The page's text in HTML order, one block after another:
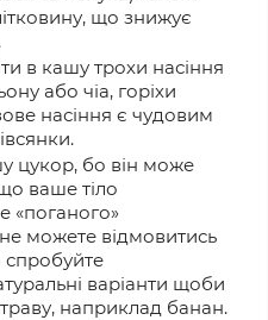
що знижує
в кашу трохи насіння
або чіа, горіхи
насіння є чудовим
цукор, бо він може
ваше тіло
«поганого»
можете відмовитись
спробуйте
варіанти щоби
наприклад банан.